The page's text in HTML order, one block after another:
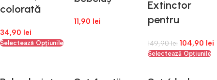
colorată
Galben,Verde,
34,90 lei
Selectează Opțiunile
11,90 lei
Extinctor
pentru
Reveal Roz
149,90lei 104,90 lei
Selectează Opțiunile